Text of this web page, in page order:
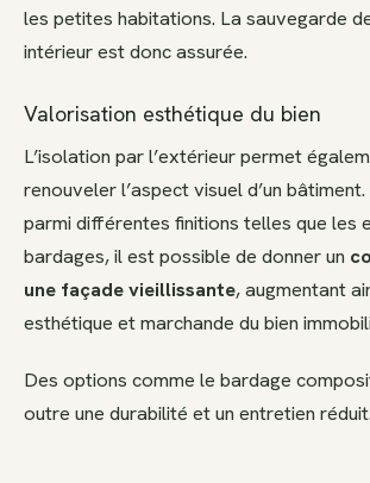
les petites habitations. La sauvegarde
intérieur est donc assurée.
Valorisation esthétique du bien
L’isolation par l’extérieur permet
renouveler l’aspect visuel d’un
parmi différentes finitions telles que les
bardages, il est possible de donner un
une façade vieillissante, augmentant
esthétique et marchande du bien
Des options comme le bardage
outre une durabilité et un entretien réduit.